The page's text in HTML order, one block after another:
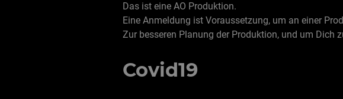
Das ist eine AO Produktion.
Eine Anmeldung ist Voraussetzung, um an einer
Zur besseren Planung der Produktion, und um Dich
Covid19